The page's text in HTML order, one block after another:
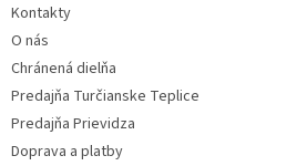
Kontakty
O nás
Chránená dielňa
Predajňa Turčianske Teplice
Predajňa Prievidza
Doprava a platby